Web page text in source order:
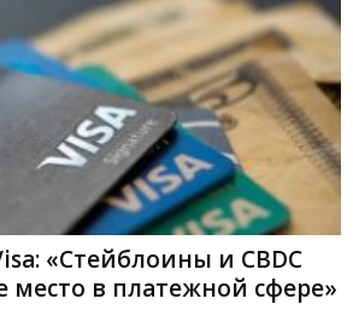
«Стейблоины и CBDC
место в платежной сфере»